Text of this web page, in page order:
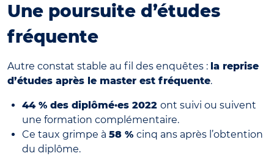
Une poursuite d’études
fréquente
Autre constat stable au fil des enquêtes : la reprise
d’études après le master est fréquente.
44 % des diplômé·es 2022 ont suivi ou suivent
une formation complémentaire.
Ce taux grimpe à 58 % cinq ans après l’obtention
du diplôme.